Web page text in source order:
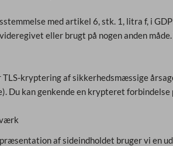
med artikel 6, stk. 1, litra f, i
eller brugt på nogen anden
TLS-kryptering af sikkerhedsmæssige
Du kan genkende en krypteret
af sideindholdet bruger vi en